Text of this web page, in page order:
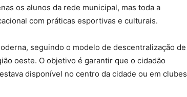
os alunos da rede municipal, mas toda a
com práticas esportivas e culturais.
seguindo o modelo de descentralização de
oeste. O objetivo é garantir que o cidadão
disponível no centro da cidade ou em clubes